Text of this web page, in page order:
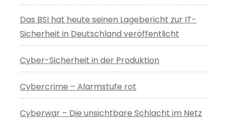
Das BSI hat heute seinen Lagebericht zur IT-
Sicherheit in Deutschland veröffentlicht
Cyber-Sicherheit in der Produktion
Cybercrime – Alarmstufe rot
Cyberwar – Die unsichtbare Schlacht im Netz